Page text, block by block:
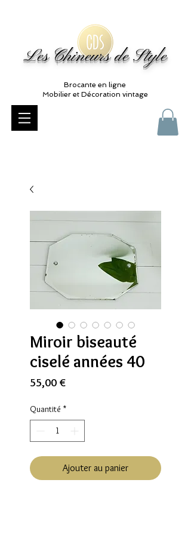
Les Chineurs de Style
Brocante en ligne
Mobilier et Décoration vintage
Miroir biseauté
ciselé années 40
55,00 €Prix
Quantité *
Ajouter au panier